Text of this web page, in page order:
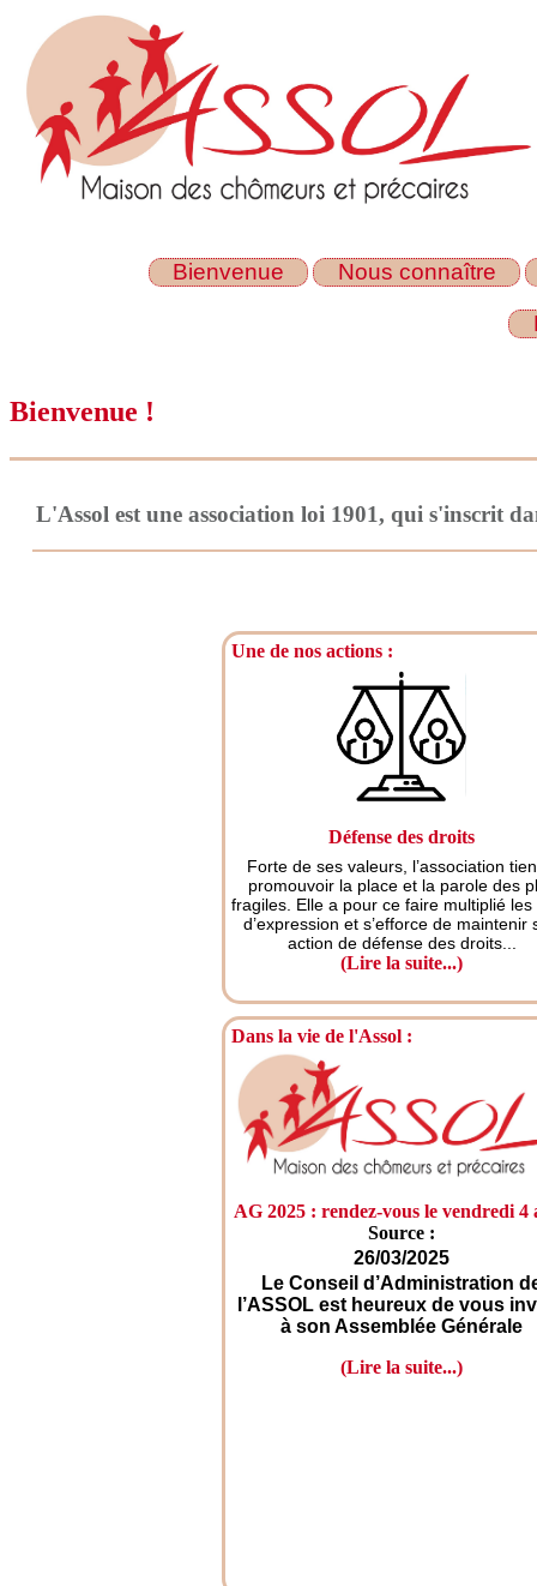
Bienvenue Nous connaître
Bienvenue !
L'Assol est une association loi 1901, qui s'inscrit
Une de nos actions :
Défense des droits
Forte de ses valeurs, l’association
promouvoir la place et la parole des
fragiles. Elle a pour ce faire multiplié les
d’expression et s’efforce de maintenir
action de défense des droits...
(Lire la suite...)
Dans la vie de l'Assol :
AG 2025 : rendez-vous le vendredi 4
Source :
26/03/2025
Le Conseil d’Administration
l’ASSOL est heureux de vous
à son Assemblée Générale
(Lire la suite...)